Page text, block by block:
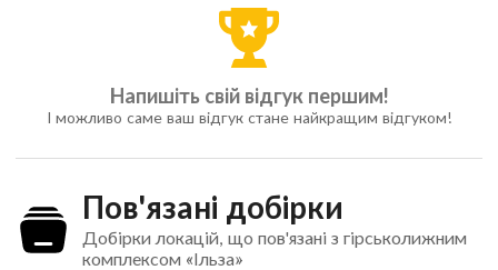
Напишіть свій відгук першим!
І можливо саме ваш відгук стане найкращим відгуком!
Пов'язані добірки
Добірки локацій, що пов'язані з гірськолижним
комплексом «Ільза»